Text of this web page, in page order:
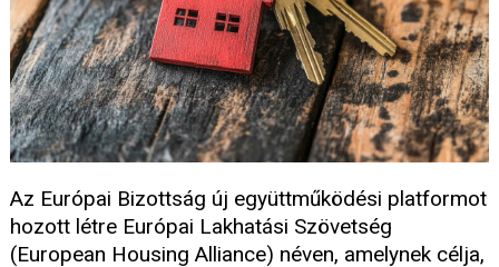
Az Európai Bizottság új együttműködési platformot
hozott létre Európai Lakhatási Szövetség
(European Housing Alliance) néven, amelynek célja,